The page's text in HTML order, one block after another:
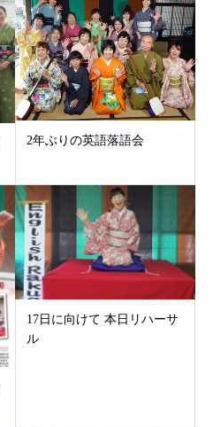
2年ぶりの英語落語会
17日に向けて 本日リハーサ
ル